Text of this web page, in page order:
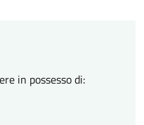
in possesso di: